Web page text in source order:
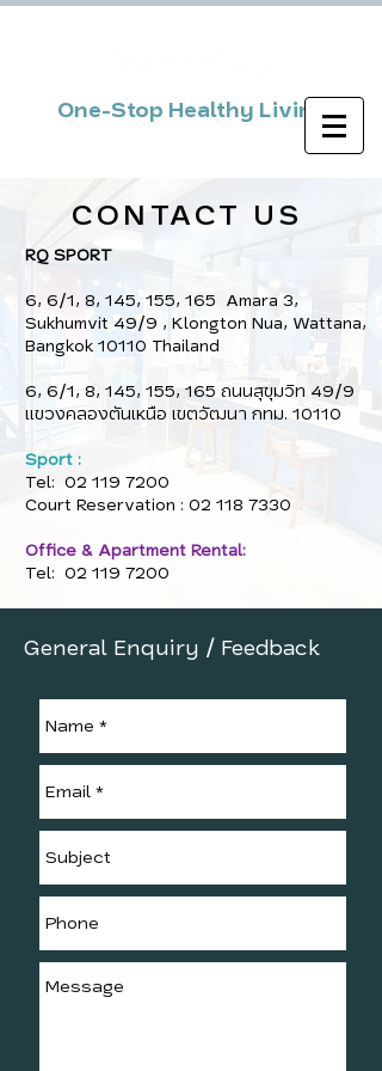
One-Stop Healthy Living
CONTACT US
RQ SPORT
6, 6/1, 8, 145, 155, 165 Amara 3,
Sukhumvit 49/9 , Klongton Nua, Wattana,
Bangkok 10110 Thailand
6, 6/1, 8, 145, 155, 165 ถนนสุขุมวิท 49/9
แขวงคลองตันเหนือ เขตวัฒนา กทม. 10110
Sport :
Tel: 02 119 7200
Court Reservation : 02 118 7330
Office & Apartment Rental:
Tel: 02 119 7200
General Enquiry / Feedback